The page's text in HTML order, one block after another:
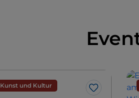
Kunst und Kultur
Like